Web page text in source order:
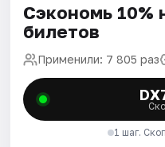
Сэкономь 10%
билетов
Применили: 7 805 раз
1 шаг.